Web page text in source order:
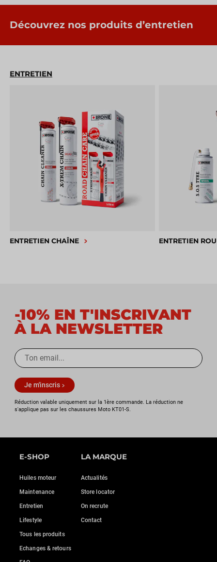
Découvrez nos produits d’entretien
ENTRETIEN
ENTRETIEN CHAÎNE ENTRETIEN
-10% EN T'INSCRIVANT
À LA NEWSLETTER
Je m'inscris
Réduction valable uniquement sur la 1ère commande. La réduction ne
s'applique pas sur les chaussures Moto KT01-S.
E-SHOP
Huiles moteur
Maintenance
Entretien
Lifestyle
Tous les produits
Echanges & retours
LA MARQUE
Actualités
Store locator
On recrute
Contact